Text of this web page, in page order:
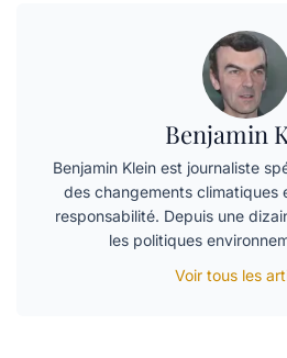
Benjamin
Benjamin Klein est journaliste
des changements climatiques
responsabilité. Depuis une
les politiques
Voir tous les